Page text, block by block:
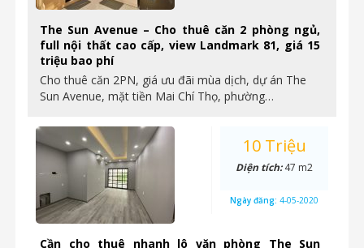
The Sun Avenue – Cho thuê căn 2 phòng ngủ,
full nội thất cao cấp, view Landmark 81, giá 15
triệu bao phí
Cho thuê căn 2PN, giá ưu đãi mùa dịch, dự án The
Sun Avenue, mặt tiền Mai Chí Thọ, phường…
Cần cho thuê nhanh lô văn phòng The Sun
10 Triệu
Diện tích:47 m2
Ngày đăng: 4-05-2020